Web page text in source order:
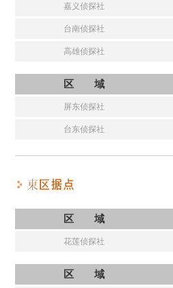
嘉义侦探社
台南侦探社
高雄侦探社
区 域
屏东侦探社
台东侦探社
区 域
花莲侦探社
区 域